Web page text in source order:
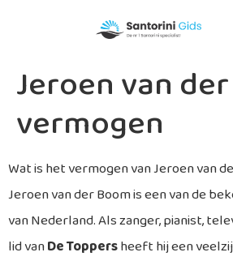
Jeroen van
vermogen
Wat is het vermogen van Jeroen van
Jeroen van der Boom is een van de
van Nederland. Als zanger, pianist,
lid vanDe Toppersheeft hij een